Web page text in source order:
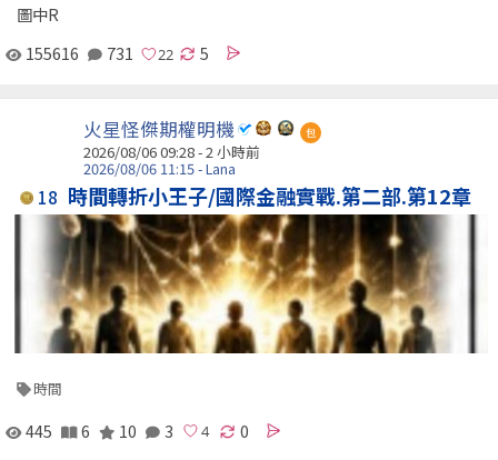
圖中R
155616
731 5
火星怪傑期權明機 包
2026/08/06 09:28 -2 小時前
2026/08/06 11:15 - Lana
18 時間轉折小王子/國際金融實戰.第二部.第12章
時間
445 6 10 3 0